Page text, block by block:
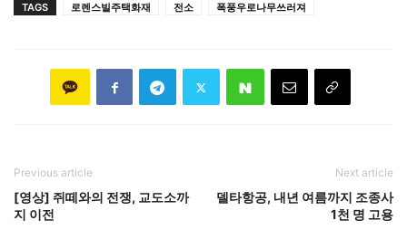
TAGS 로렌스빌주택화재 전소 폭풍우로나무쓰러져
Previous article
[영상] 쥐떼와의 전쟁, 교도소까
지 이전
Next article
델타항공, 내년 여름까지 조종사
1천 명 고용